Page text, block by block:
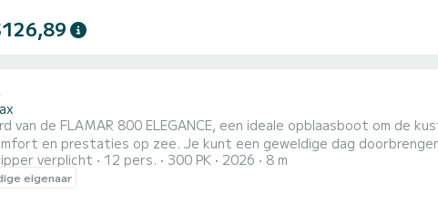
van de FLAMAR 800 ELEGANCE, een ideale opblaasboot om de
en prestaties op zee. Je kunt een geweldige dag
aan 12 personen. Zeer krachtige motor. Comfort, luxe,
navigatie. Prachtige details en gezellige indeling.
verplicht 12 pers. 300 PK 2026 8 m
eigenaar